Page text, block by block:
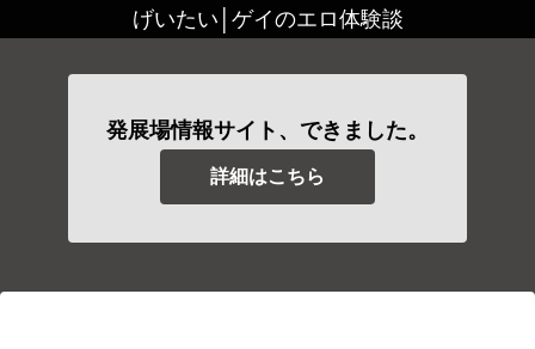
げいたい│ゲイのエロ体験談
発展場情報サイト、できました。
詳細はこちら